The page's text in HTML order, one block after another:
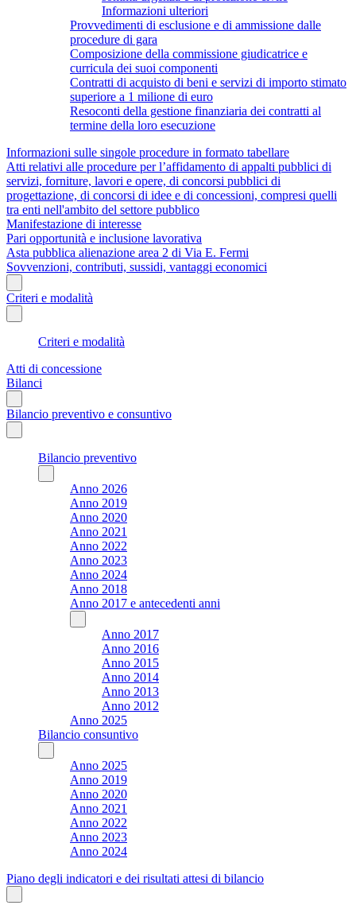
Informazioni ulteriori
Provvedimenti di esclusione e di ammissione dalle
procedure di gara
Composizione della commissione giudicatrice e
curricula dei suoi componenti
Contratti di acquisto di beni e servizi di importo stimato
superiore a 1 milione di euro
Resoconti della gestione finanziaria dei contratti al
termine della loro esecuzione
Informazioni sulle singole procedure in formato tabellare
Atti relativi alle procedure per l’affidamento di appalti pubblici di
servizi, forniture, lavori e opere, di concorsi pubblici di
progettazione, di concorsi di idee e di concessioni, compresi quelli
tra enti nell'ambito del settore pubblico
Manifestazione di interesse
Pari opportunità e inclusione lavorativa
Asta pubblica alienazione area 2 di Via E. Fermi
Sovvenzioni, contributi, sussidi, vantaggi economici
Criteri e modalità
Criteri e modalità
Atti di concessione
Bilanci
Bilancio preventivo e consuntivo
Bilancio preventivo
Anno 2026
Anno 2019
Anno 2020
Anno 2021
Anno 2022
Anno 2023
Anno 2024
Anno 2018
Anno 2017 e antecedenti anni
Anno 2017
Anno 2016
Anno 2015
Anno 2014
Anno 2013
Anno 2012
Anno 2025
Bilancio consuntivo
Anno 2025
Anno 2019
Anno 2020
Anno 2021
Anno 2022
Anno 2023
Anno 2024
Piano degli indicatori e dei risultati attesi di bilancio